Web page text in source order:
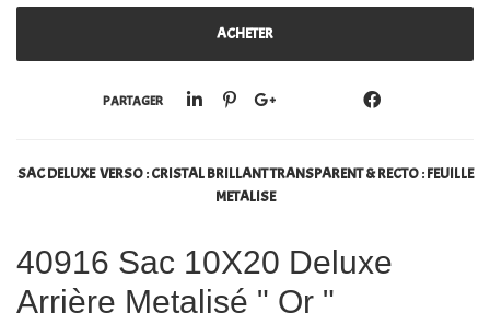
PARTAGER
SAC DELUXE VERSO : CRISTAL BRILLANT TRANSPARENT & RECTO : FEUILLE
METALISE
40916 Sac 10X20 Deluxe
Arrière Metalisé " Or "